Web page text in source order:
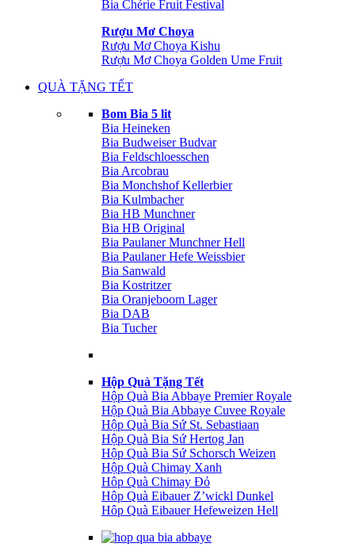
Bia Chérie Fruit Festival
Rượu Mơ Choya
Rượu Mơ Choya Kishu
Rượu Mơ Choya Golden Ume Fruit
QUÀ TẶNG TẾT
Bom Bia 5 lit
Bia Heineken
Bia Budweiser Budvar
Bia Feldschloesschen
Bia Arcobrau
Bia Monchshof Kellerbier
Bia Kulmbacher
Bia HB Munchner
Bia HB Original
Bia Paulaner Munchner Hell
Bia Paulaner Hefe Weissbier
Bia Sanwald
Bia Kostritzer
Bia Oranjeboom Lager
Bia DAB
Bia Tucher
Hộp Quà Tặng Tết
Hộp Quà Bia Abbaye Premier Royale
Hộp Quà Bia Abbaye Cuvee Royale
Hộp Quà Bia Sứ St. Sebastiaan
Hộp Quà Bia Sứ Hertog Jan
Hộp Quà Bia Sứ Schorsch Weizen
Hộp Quà Chimay Xanh
Hôp Quà Chimay Đỏ
Hôp Quà Eibauer Z’wickl Dunkel
Hôp Quà Eibauer Hefeweizen Hell